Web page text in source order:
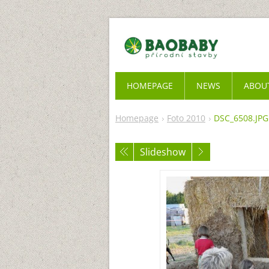
Homepage Foto 2010 DSC_6508.JPG
Slideshow
HOMEPAGE NEWS